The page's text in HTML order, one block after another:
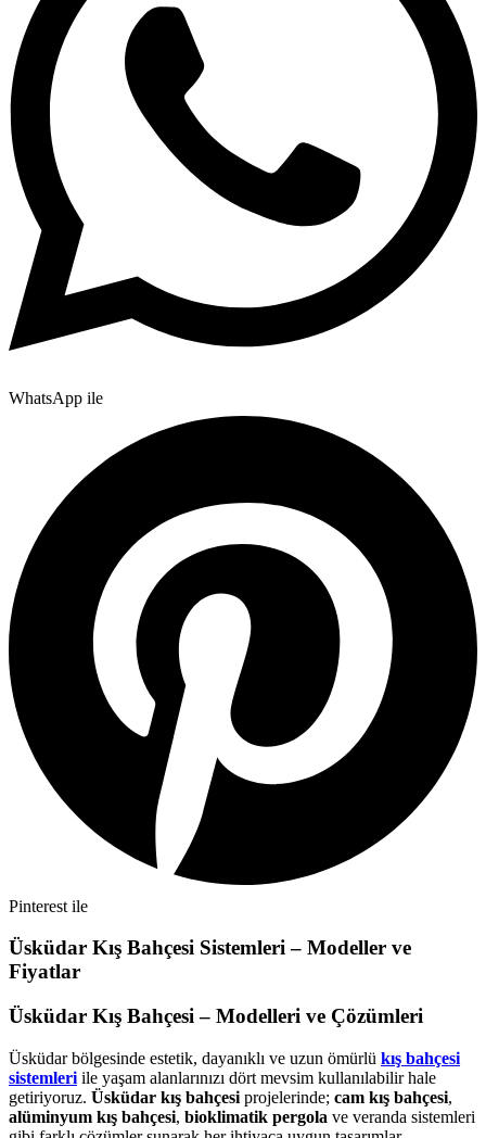
WhatsApp ile
Pinterest ile
Üsküdar Kış Bahçesi Sistemleri – Modeller ve
Fiyatlar
Üsküdar Kış Bahçesi – Modelleri ve Çözümleri
Üsküdar bölgesinde estetik, dayanıklı ve uzun ömürlü kış bahçesi
sistemleri ile yaşam alanlarınızı dört mevsim kullanılabilir hale
getiriyoruz. Üsküdar kış bahçesi projelerinde; cam kış bahçesi,
alüminyum kış bahçesi, bioklimatik pergola ve veranda sistemleri